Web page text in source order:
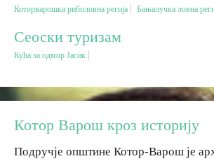
Авантура
Еко туризам
Културни туризам
Гастрономија
Которварошка риболовна регија Бањалучка ловна
Сеоски туризам
Кућа за одмор Јасик
Котор Варош кроз историју
Подручје општине Котор-Варош је